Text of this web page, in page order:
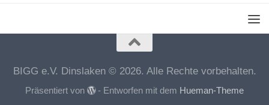
BIGG e.V. Dinslaken © 2026. Alle Rechte vorbehalten.
Präsentiert von - Entworfen mit dem Hueman-Theme